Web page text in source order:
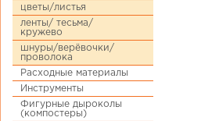
цветы/листья
ленты/ тесьма/
кружево
шнуры/верёвочки/
проволока
Расходные материалы
Инструменты
Фигурные дыроколы
(компостеры)